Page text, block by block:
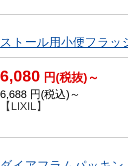
ストール用小便フラッ
6,080 円(税抜)～
6,688 円(税込)～
【LIXIL】